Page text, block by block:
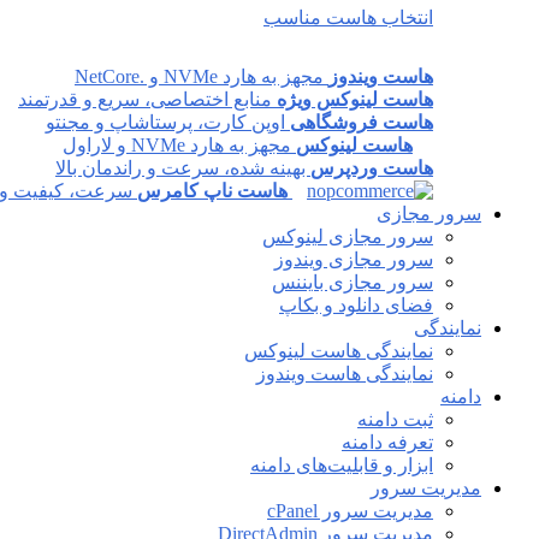
انتخاب هاست مناسب
هاست ویندوز مجهز به هارد NVMe و .NetCore
هاست لینوکس ویژه منابع اختصاصی، سریع و قدرتمند
هاست فروشگاهی اوپن کارت، پرستاشاپ و مجنتو
هاست لینوکس مجهز به هارد NVMe و لاراول
هاست وردپرس بهینه شده، سرعت و راندمان بالا
هاست ناپ کامرس سرعت، کیفیت و
سرور مجازی
سرور مجازی لینوکس
سرور مجازی ویندوز
سرور مجازی بایننس
فضای دانلود و بکاپ
نمایندگی
نمایندگی هاست لینوکس
نمایندگی هاست ویندوز
دامنه
ثبت دامنه
تعرفه دامنه
ابزار و قابلیت‌های دامنه
مدیریت سرور
مدیریت سرور cPanel
مدیریت سرور DirectAdmin